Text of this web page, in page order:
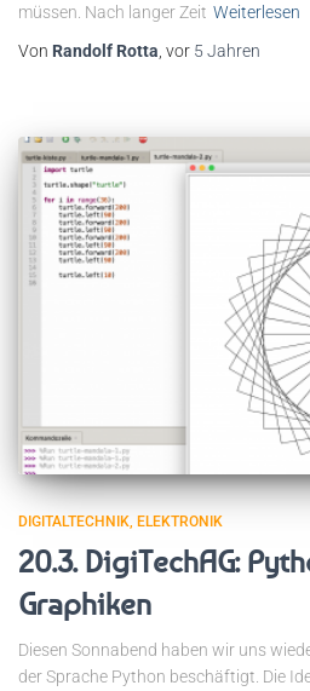
müssen. Nach langer Zeit Weiterlesen
Von Randolf Rotta , vor 5 Jahren
DIGITALTECHNIK ELEKTRONIK
20.3. DigiTechAG:
Graphiken
Diesen Sonnabend haben wir uns
der Sprache Python beschäftigt. Die